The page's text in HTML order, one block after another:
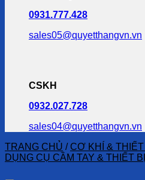
0931.777.428
sales05@quyetthangvn.vn
CSKH
0932.027.728
sales04@quyetthangvn.vn
TRANG CHỦ / CƠ KHÍ &
DỤNG CỤ CẦM TAY & THIẾT